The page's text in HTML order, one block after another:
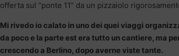
offerta sul “ponte 11” da un pizzaiolo
Mi rivedo io calato in uno dei quei viaggi
da poco e la parte est era tutto un cantiere, ma
crescendo a Berlino, dopo averne viste tante.